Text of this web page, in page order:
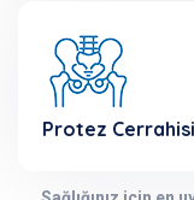
Protez Cerrahisi